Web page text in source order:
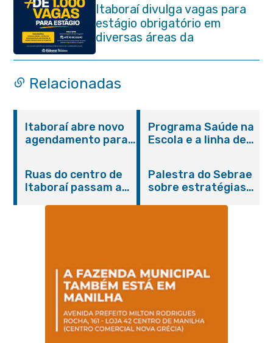
Itaboraí divulga vagas para
estágio obrigatório em
diversas áreas da
administração pública
Relacionadas
Itaboraí abre novo
agendamento para
Programa Saúde na
Escola e a linha de
promovem
conscientização
sobre hanseníase
Ruas do centro de
Itaboraí passam a
Palestra do Sebrae
sobre estratégias